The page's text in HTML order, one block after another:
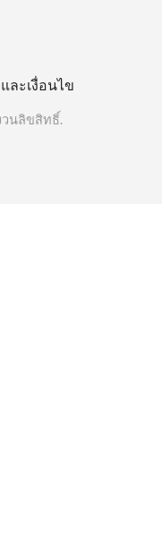
ละเงื่อนไข
วนลิขสิทธิ์.